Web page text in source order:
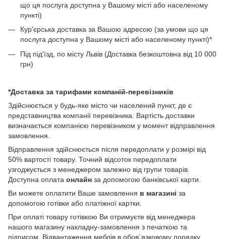
що ця послуга доступна у Вашому місті або населеному
пункті)
Кур'єрська доставка за Вашою адресою (за умови що ця
послуга доступна у Вашому місті або населеному пункті)*
Під під'їзд, по місту Львів (Доставка безкоштовна від 10 000
грн)
*Доставка за тарифами компаній-перевізників
Здійснюється у будь-яке місто чи населений пункт, де є
представництва компанії перевізника. Вартість доставки
визначається компанією перевізником у момент відправлення
замовлення.
Відправлення здійснюється після передоплати у розмірі від
50% вартості товару. Точний відсоток передоплати
узгоджується з менеджером залежно від групи товарів.
Доступна оплата онлайн за допомогою банківської карти.
Ви можете оплатити Ваше замовлення в магазині за
допомогою готівки або платіжної картки.
При оплаті товару готівкою Ви отримуєте від менеджера
нашого магазину накладну-замовлення з печаткою та
підписом. Відвантаження меблів в обов`язковому порядку